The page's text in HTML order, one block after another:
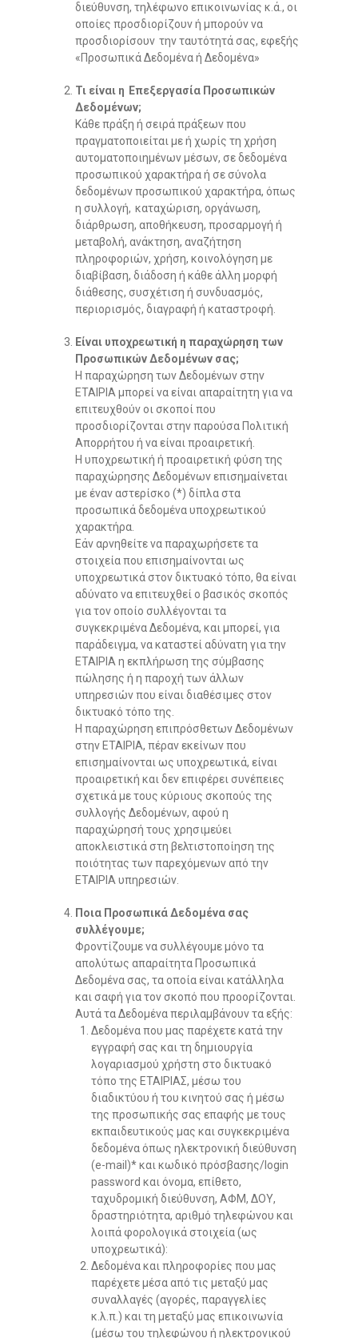
διεύθυνση, τηλέφωνο επικοινωνίας κ.ά., οι
οποίες προσδιορίζουν ή μπορούν να
προσδιορίσουν την ταυτότητά σας, εφεξής
«Προσωπικά Δεδομένα ή Δεδομένα»
Τι είναι η Επεξεργασία Προσωπικών
Δεδομένων;
Κάθε πράξη ή σειρά πράξεων που
πραγματοποιείται με ή χωρίς τη χρήση
αυτοματοποιημένων μέσων, σε δεδομένα
προσωπικού χαρακτήρα ή σε σύνολα
δεδομένων προσωπικού χαρακτήρα, όπως
η συλλογή, καταχώριση, οργάνωση,
διάρθρωση, αποθήκευση, προσαρμογή ή
μεταβολή, ανάκτηση, αναζήτηση
πληροφοριών, χρήση, κοινολόγηση με
διαβίβαση, διάδοση ή κάθε άλλη μορφή
διάθεσης, συσχέτιση ή συνδυασμός,
περιορισμός, διαγραφή ή καταστροφή.
Είναι υποχρεωτική η παραχώρηση των
Προσωπικών Δεδομένων σας;
Η παραχώρηση των Δεδομένων στην
ΕΤΑΙΡΙΑ μπορεί να είναι απαραίτητη για να
επιτευχθούν οι σκοποί που
προσδιορίζονται στην παρούσα Πολιτική
Απορρήτου ή να είναι προαιρετική.
Η υποχρεωτική ή προαιρετική φύση της
παραχώρησης Δεδομένων επισημαίνεται
με έναν αστερίσκο (*) δίπλα στα
προσωπικά δεδομένα υποχρεωτικού
χαρακτήρα.
Εάν αρνηθείτε να παραχωρήσετε τα
στοιχεία που επισημαίνονται ως
υποχρεωτικά στον δικτυακό τόπο, θα είναι
αδύνατο να επιτευχθεί ο βασικός σκοπός
για τον οποίο συλλέγονται τα
συγκεκριμένα Δεδομένα, και μπορεί, για
παράδειγμα, να καταστεί αδύνατη για την
ΕΤΑΙΡΙΑ η εκπλήρωση της σύμβασης
πώλησης ή η παροχή των άλλων
υπηρεσιών που είναι διαθέσιμες στον
δικτυακό τόπο της.
Η παραχώρηση επιπρόσθετων Δεδομένων
στην ΕΤΑΙΡΙΑ, πέραν εκείνων που
επισημαίνονται ως υποχρεωτικά, είναι
προαιρετική και δεν επιφέρει συνέπειες
σχετικά με τους κύριους σκοπούς της
συλλογής Δεδομένων, αφού η
παραχώρησή τους χρησιμεύει
αποκλειστικά στη βελτιστοποίηση της
ποιότητας των παρεχόμενων από την
ΕΤΑΙΡΙΑ υπηρεσιών.
Ποια Προσωπικά Δεδομένα σας
συλλέγουμε;
Φροντίζουμε να συλλέγουμε μόνο τα
απολύτως απαραίτητα Προσωπικά
Δεδομένα σας, τα οποία είναι κατάλληλα
και σαφή για τον σκοπό που προορίζονται.
Αυτά τα Δεδομένα περιλαμβάνουν τα εξής:
Δεδομένα που μας παρέχετε κατά την
εγγραφή σας και τη δημιουργία
λογαριασμού χρήστη στο δικτυακό
τόπο της ΕΤΑΙΡΙΑΣ, μέσω του
διαδικτύου ή του κινητού σας ή μέσω
της προσωπικής σας επαφής με τους
εκπαιδευτικούς μας και συγκεκριμένα
δεδομένα όπως ηλεκτρονική διεύθυνση
(e-mail)* και κωδικό πρόσβασης/login
password και όνομα, επίθετο,
ταχυδρομική διεύθυνση, ΑΦΜ, ΔΟΥ,
δραστηριότητα, αριθμό τηλεφώνου και
λοιπά φορολογικά στοιχεία (ως
υποχρεωτικά):
Δεδομένα και πληροφορίες που μας
παρέχετε μέσα από τις μεταξύ μας
συναλλαγές (αγορές, παραγγελίες
κ.λ.π.) και τη μεταξύ μας επικοινωνία
(μέσω του τηλεφώνου ή ηλεκτρονικού